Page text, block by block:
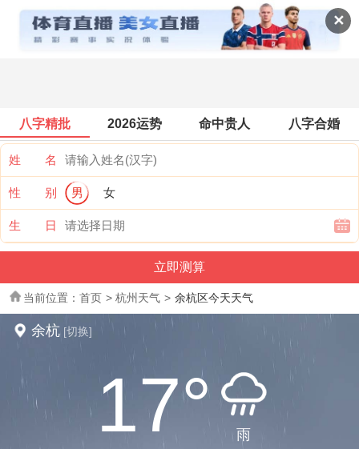
✕
全国天气
八字精批 2026运势 命中贵人 八字合婚
姓 名
性 别 男 女
生 日
当前位置： 首页 > 杭州天气 > 余杭区今天天气
余杭 [切换]
17° 雨